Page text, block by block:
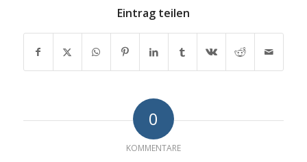
Eintrag teilen
0
KOMMENTARE